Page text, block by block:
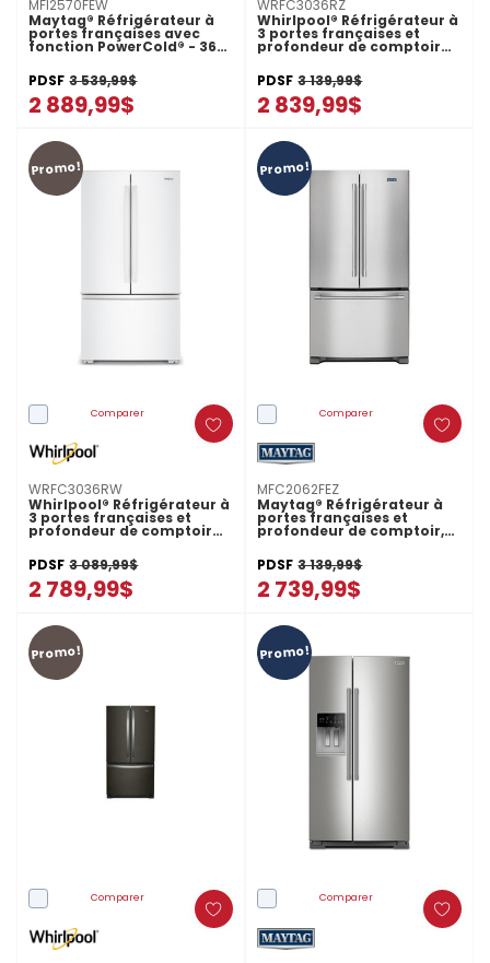
MFI2570FEW
Maytag® Réfrigérateur à
portes françaises avec
fonction PowerCold® - 36
PDSF 3 539,99$
2 889,99$
WRFC3036RZ
Whirlpool® Réfrigérateur à
3 portes françaises et
profondeur de comptoir
véritable de 36 po - 24 pi
cu WRFC3036RZ
PDSF 3 139,99$
2 839,99$
Promo!
Comparer
WRFC3036RW
Whirlpool® Réfrigérateur à
3 portes françaises et
profondeur de comptoir
véritable de 36 po - 24 pi
cu WRFC3036RW
PDSF 3 089,99$
2 789,99$
Promo!
Comparer
MFC2062FEZ
Maytag® Réfrigérateur à
portes françaises et
profondeur de comptoir,
36 po, 20 pi cu MFC2062FEZ
PDSF 3 139,99$
2 739,99$
Promo!
Comparer
Promo!
Comparer